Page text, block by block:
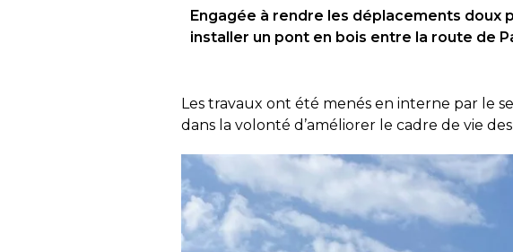
Engagée à rendre les déplacements doux
installer un pont en bois entre la route de
Les travaux ont été menés en interne par le
dans la volonté d’améliorer le cadre de vie